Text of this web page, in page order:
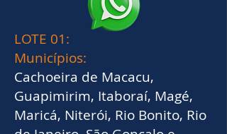
LOTE 01:
Municípios:
Cachoeira de Macacu,
Guapimirim, Itaboraí, Magé,
Maricá, Niterói, Rio Bonito, Rio